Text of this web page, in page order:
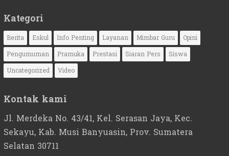
Kategori
Berita Eskul Info Penting Layanan Mimbar Guru
Opini
Pengumuman
Pramuka Prestasi Siaran Pers
Siswa
Uncategorized
Video
Kontak kami
Jl. Merdeka No. 43/41, Kel. Serasan Jaya, Kec.
Sekayu, Kab. Musi Banyuasin, Prov. Sumatera
Selatan 30711